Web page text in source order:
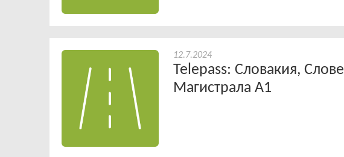
12.7.2024
Telepass: Словакия,
Магистрала A1